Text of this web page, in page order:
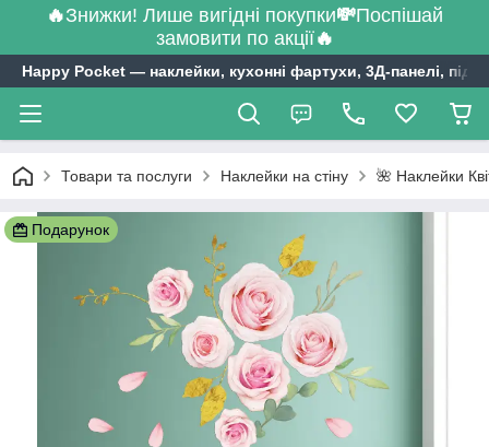
🔥Знижки! Лише вигідні покупки💸Поспішай
замовити по акції🔥
Happy Pocket ― наклейки, кухонні фартухи, 3Д-панелі,
Товари та послуги Наклейки на стіну 🌺 Наклейки
Подарунок